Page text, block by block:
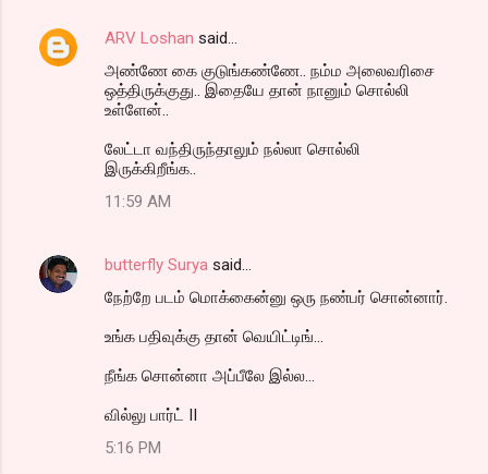
ARV Loshan said…
அண்ணே கை குடுங்கண்ணே.. நம்ம அலைவரிசை
ஒத்திருக்குது.. இதையே தான் நானும் சொல்லி
உள்ளேன்..
லேட்டா வந்திருந்தாலும் நல்லா சொல்லி
இருக்கிறீங்க..
11:59 AM
butterfly Surya said…
நேற்றே படம் மொக்கைன்னு ஒரு நண்பர் சொன்னார்.
உங்க பதிவுக்கு தான் வெயிட்டிங்...
நீங்க சொன்னா அப்பீலே இல்ல...
வில்லு பார்ட் II
5:16 PM